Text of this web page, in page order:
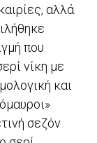
αλλά
που
νίκη με
και
σεζόν